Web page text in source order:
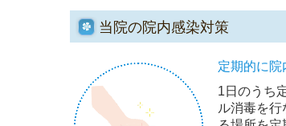
当院の院内感染対策
定期的に院
1日のうち
ル消毒を